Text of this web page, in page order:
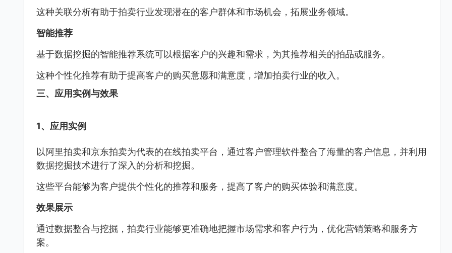
这种关联分析有助于拍卖行业发现潜在的客户群体和市场机会，拓展业务领域。
智能推荐
基于数据挖掘的智能推荐系统可以根据客户的兴趣和需求，为其推荐相关的拍品或服务。
这种个性化推荐有助于提高客户的购买意愿和满意度，增加拍卖行业的收入。
三、应用实例与效果
1、应用实例
以阿里拍卖和京东拍卖为代表的在线拍卖平台，通过客户管理软件整合了海量的客户信息，并利用
数据挖掘技术进行了深入的分析和挖掘。
这些平台能够为客户提供个性化的推荐和服务，提高了客户的购买体验和满意度。
效果展示
通过数据整合与挖掘，拍卖行业能够更准确地把握市场需求和客户行为，优化营销策略和服务方
案。